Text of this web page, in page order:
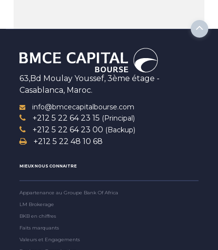
63,Bd Moulay Youssef, 3ème étage -
Casablanca, Maroc.
info@bmcecapitalbourse.com
+212 5 22 64 23 15 (Principal)
+212 5 22 64 23 00 (Backup)
+212 5 22 48 10 68
MIEUX NOUS CONNAITRE
Appartenance au Groupe Bank Of Africa
LM Brokerage
BKB en chiffres
Faits marquants
Valeurs et Engagements